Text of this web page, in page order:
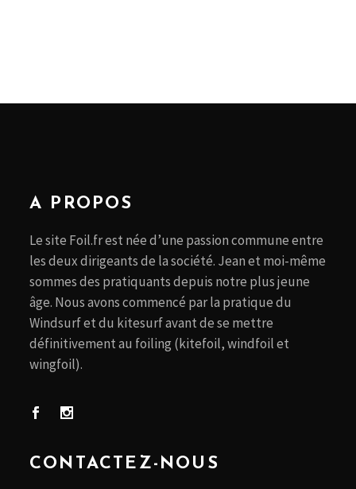
A PROPOS
Le site Foil.fr est née d’une passion commune entre
les deux dirigeants de la société. Jean et moi-même
sommes des pratiquants depuis notre plus jeune
âge. Nous avons commencé par la pratique du
Windsurf et du kitesurf avant de se mettre
définitivement au foiling (kitefoil, windfoil et
wingfoil).
CONTACTEZ-NOUS